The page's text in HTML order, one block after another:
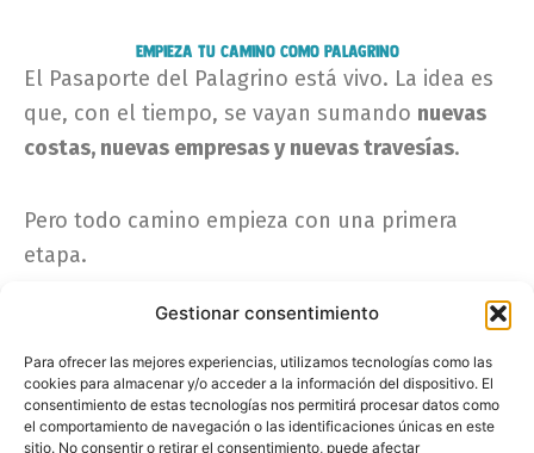
Gestionar consentimiento
Para ofrecer las mejores experiencias, utilizamos tecnologías como las
cookies para almacenar y/o acceder a la información del dispositivo. El
consentimiento de estas tecnologías nos permitirá procesar datos como
el comportamiento de navegación o las identificaciones únicas en este
sitio. No consentir o retirar el consentimiento, puede afectar
Empieza tu camino como Palagrino
El Pasaporte del Palagrino está vivo. La idea es
que, con el tiempo, se vayan sumando nuevas
costas, nuevas empresas y nuevas travesías.
Pero todo camino empieza con una primera
etapa.